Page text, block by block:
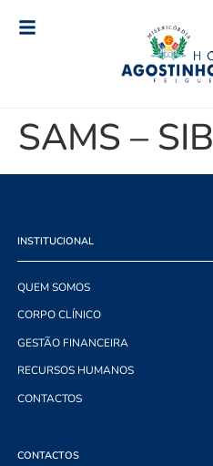
SAMS – SIB
INSTITUCIONAL
QUEM SOMOS
CORPO CLÍNICO
GESTÃO FINANCEIRA
RECURSOS HUMANOS
CONTACTOS
CONTACTOS